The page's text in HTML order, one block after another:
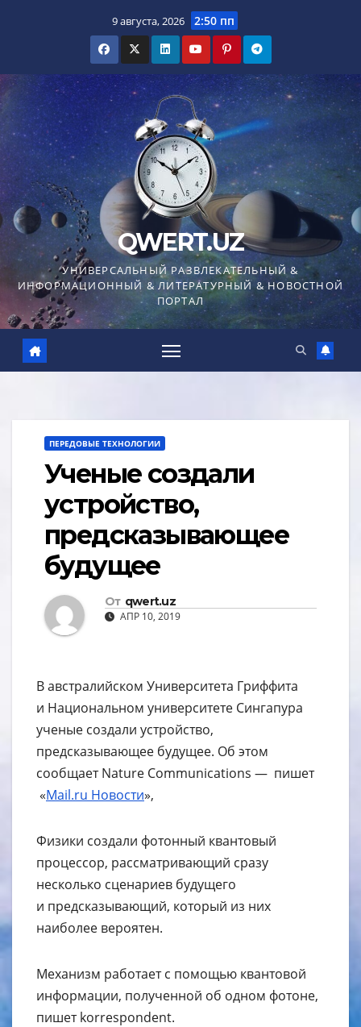
9 августа, 2026 2:50 пп
QWERT.UZ
УНИВЕРСАЛЬНЫЙ РАЗВЛЕКАТЕЛЬНЫЙ &
ИНФОРМАЦИОННЫЙ & ЛИТЕРАТУРНЫЙ & НОВОСТНОЙ
ПОРТАЛ
ПЕРЕДОВЫЕ ТЕХНОЛОГИИ
Ученые создали
устройство,
предсказывающее
будущее
От qwert.uz
АПР 10, 2019
В австралийском Университета Гриффита
и Национальном университете Сингапура
ученые создали устройство,
предсказывающее будущее. Об этом
сообщает Nature Communications — пишет
«Mail.ru Новости»,
Физики создали фотонный квантовый
процессор, рассматривающий сразу
несколько сценариев будущего
и предсказывающий, который из них
наиболее вероятен.
Механизм работает с помощью квантовой
информации, полученной об одном фотоне,
пишет korrespondent.